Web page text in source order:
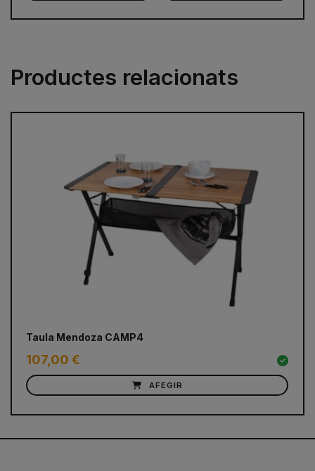
Productes relacionats
Taula Mendoza CAMP4
107,00 €
AFEGIR